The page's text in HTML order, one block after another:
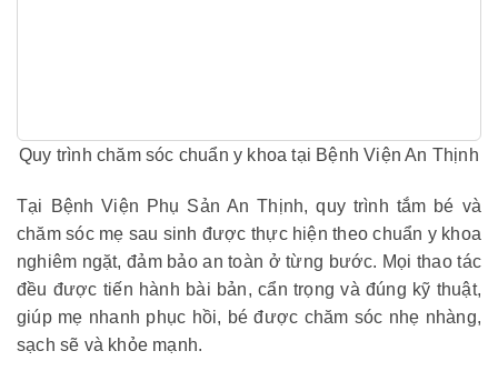
Quy trình chăm sóc chuẩn y khoa tại Bệnh Viện An Thịnh
Tại Bệnh Viện Phụ Sản An Thịnh, quy trình tắm bé và
chăm sóc mẹ sau sinh được thực hiện theo chuẩn y khoa
nghiêm ngặt, đảm bảo an toàn ở từng bước. Mọi thao tác
đều được tiến hành bài bản, cẩn trọng và đúng kỹ thuật,
giúp mẹ nhanh phục hồi, bé được chăm sóc nhẹ nhàng,
sạch sẽ và khỏe mạnh.